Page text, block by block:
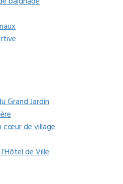
Grand Jardin
cœur de village
de Ville